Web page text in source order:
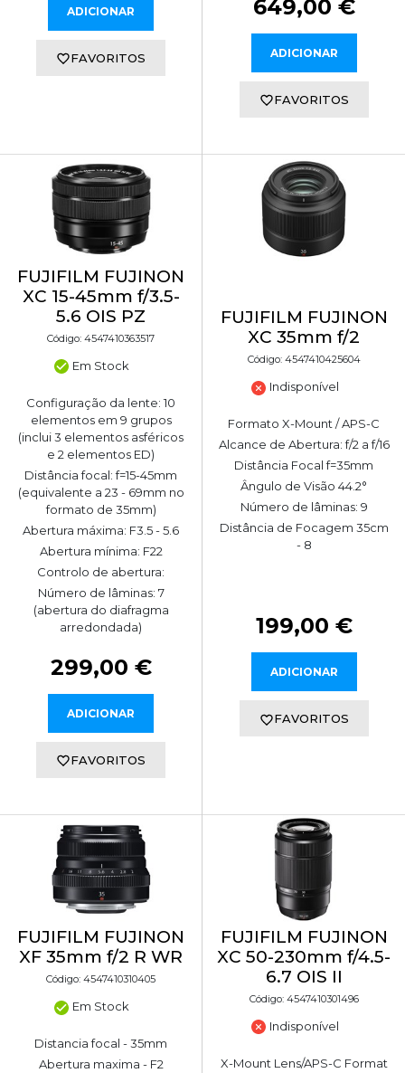
ADICIONAR
FAVORITOS
649,00 €
ADICIONAR
FAVORITOS
FUJIFILM FUJINON
XC 15-45mm f/3.5-
5.6 OIS PZ
Código: 4547410363517
Em Stock
Configuração da lente: 10
elementos em 9 grupos
(inclui 3 elementos asféricos
e 2 elementos ED)
Distância focal: f=15-45mm
(equivalente a 23 - 69mm no
formato de 35mm)
Abertura máxima: F3.5 - 5.6
Abertura mínima: F22
Controlo de abertura:
Número de lâminas: 7
(abertura do diafragma
arredondada)
299,00 €
ADICIONAR
FAVORITOS
FUJIFILM FUJINON
XC 35mm f/2
Código: 4547410425604
Indisponível
Formato X-Mount / APS-C
Alcance de Abertura: f/2 a f/16
Distância Focal f=35mm
Ângulo de Visão 44.2°
Número de lâminas: 9
Distância de Focagem 35cm
- 8
199,00 €
ADICIONAR
FAVORITOS
FUJIFILM FUJINON
XF 35mm f/2 R WR
Código: 4547410310405
Em Stock
Distancia focal - 35mm
Abertura maxima - F2
FUJIFILM FUJINON
XC 50-230mm f/4.5-
6.7 OIS II
Código: 4547410301496
Indisponível
X-Mount Lens/APS-C Format